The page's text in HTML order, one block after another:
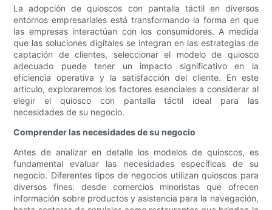
La adopción de quioscos con pantalla táctil en diversos
entornos empresariales está transformando la forma en que
las empresas interactúan con los consumidores. A medida
que las soluciones digitales se integran en las estrategias de
captación de clientes, seleccionar el modelo de quiosco
adecuado puede tener un impacto significativo en la
eficiencia operativa y la satisfacción del cliente. En este
artículo, exploraremos los factores esenciales a considerar al
elegir el quiosco con pantalla táctil ideal para las
necesidades de su negocio.
Comprender las necesidades de su negocio
Antes de analizar en detalle los modelos de quioscos, es
fundamental evaluar las necesidades específicas de su
negocio. Diferentes tipos de negocios utilizan quioscos para
diversos fines: desde comercios minoristas que ofrecen
información sobre productos y asistencia para la navegación,